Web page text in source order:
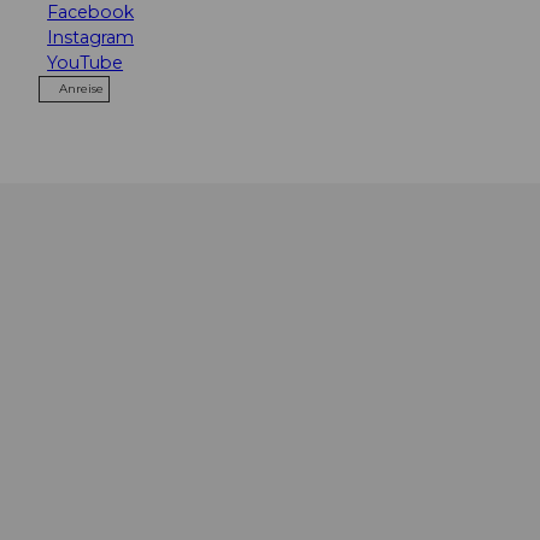
Facebook
Instagram
YouTube
Anreise